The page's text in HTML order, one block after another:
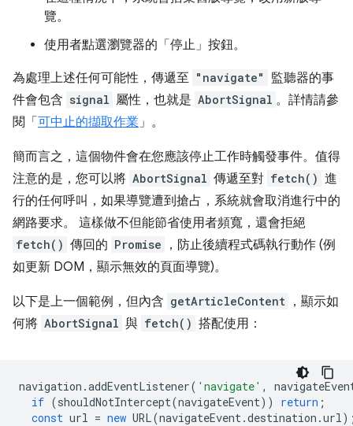
覽。
使用者點選瀏覽器的「停止」按鈕。
為處理上述任何可能性，傳遞至 "navigate"
監聽器的事
件會包含 signal 屬性，也就是 AbortSignal 。詳情請參
閱「 可中止的擷取作業」。
簡而言之，這個物件會在您應該停止工作時觸發事件。值得
注意的是，您可以將 AbortSignal 傳遞至對 fetch() 進
行的任何呼叫，如果導覽遭到搶占，系統就會取消進行中的
網路要求。 這樣做不但能節省使用者頻寬，還會拒絕
fetch() 傳回的 Promise
，防止後續程式碼執行動作 (例
如更新 DOM，顯示無效的頁面導覽)。
以下是上一個範例，但內含 getArticleContent ，顯示如
何將 AbortSignal 與 fetch() 搭配使用：
navigation .addEventListener( 'navigate' ,
if (shouldNotIntercept(navigateEvent)) return ;
const url = new URL(navigateEvent.destination .url